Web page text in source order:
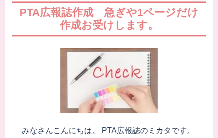
PTA広報誌作成 急ぎや1ページだけ
作成お受けします。
みなさんこんにちは。 PTA広報誌のミカタです。